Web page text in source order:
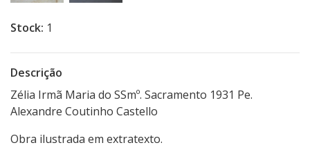
Stock: 1
Descrição
Zélia Irmã Maria do SSmº. Sacramento 1931 Pe.
Alexandre Coutinho Castello
Obra ilustrada em extratexto.